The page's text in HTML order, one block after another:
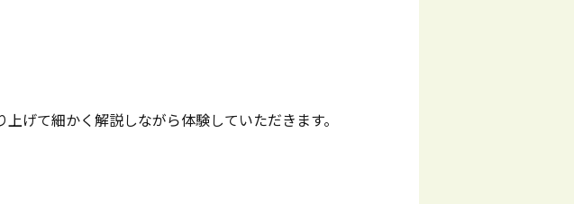
げて細かく解説しながら体験していただきます。